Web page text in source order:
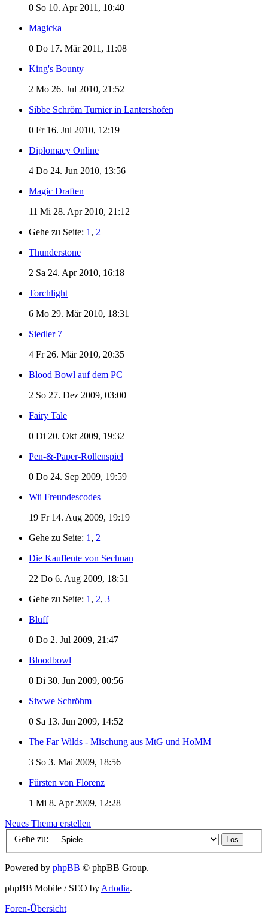
0 So 10. Apr 2011, 10:40
Magicka
0 Do 17. Mär 2011, 11:08
King's Bounty
2 Mo 26. Jul 2010, 21:52
Sibbe Schröm Turnier in Lantershofen
0 Fr 16. Jul 2010, 12:19
Diplomacy Online
4 Do 24. Jun 2010, 13:56
Magic Draften
11 Mi 28. Apr 2010, 21:12
Gehe zu Seite: 1 , 2
Thunderstone
2 Sa 24. Apr 2010, 16:18
Torchlight
6 Mo 29. Mär 2010, 18:31
Siedler 7
4 Fr 26. Mär 2010, 20:35
Blood Bowl auf dem PC
2 So 27. Dez 2009, 03:00
Fairy Tale
0 Di 20. Okt 2009, 19:32
Pen-&-Paper-Rollenspiel
0 Do 24. Sep 2009, 19:59
Wii Freundescodes
19 Fr 14. Aug 2009, 19:19
Gehe zu Seite: 1 , 2
Die Kaufleute von Sechuan
22 Do 6. Aug 2009, 18:51
Gehe zu Seite: 1 , 2, 3
Bluff
0 Do 2. Jul 2009, 21:47
Bloodbowl
0 Di 30. Jun 2009, 00:56
Siwwe Schröhm
0 Sa 13. Jun 2009, 14:52
The Far Wilds - Mischung aus MtG und HoMM
3 So 3. Mai 2009, 18:56
Fürsten von Florenz
1 Mi 8. Apr 2009, 12:28
Neues Thema erstellen
Gehe zu:
Powered by phpBB © phpBB Group.
phpBB Mobile / SEO byArtodia.
Foren-Übersicht